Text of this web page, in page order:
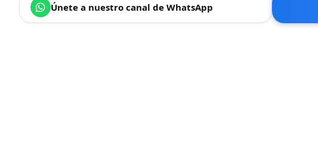
Únete a nuestro canal de WhatsApp